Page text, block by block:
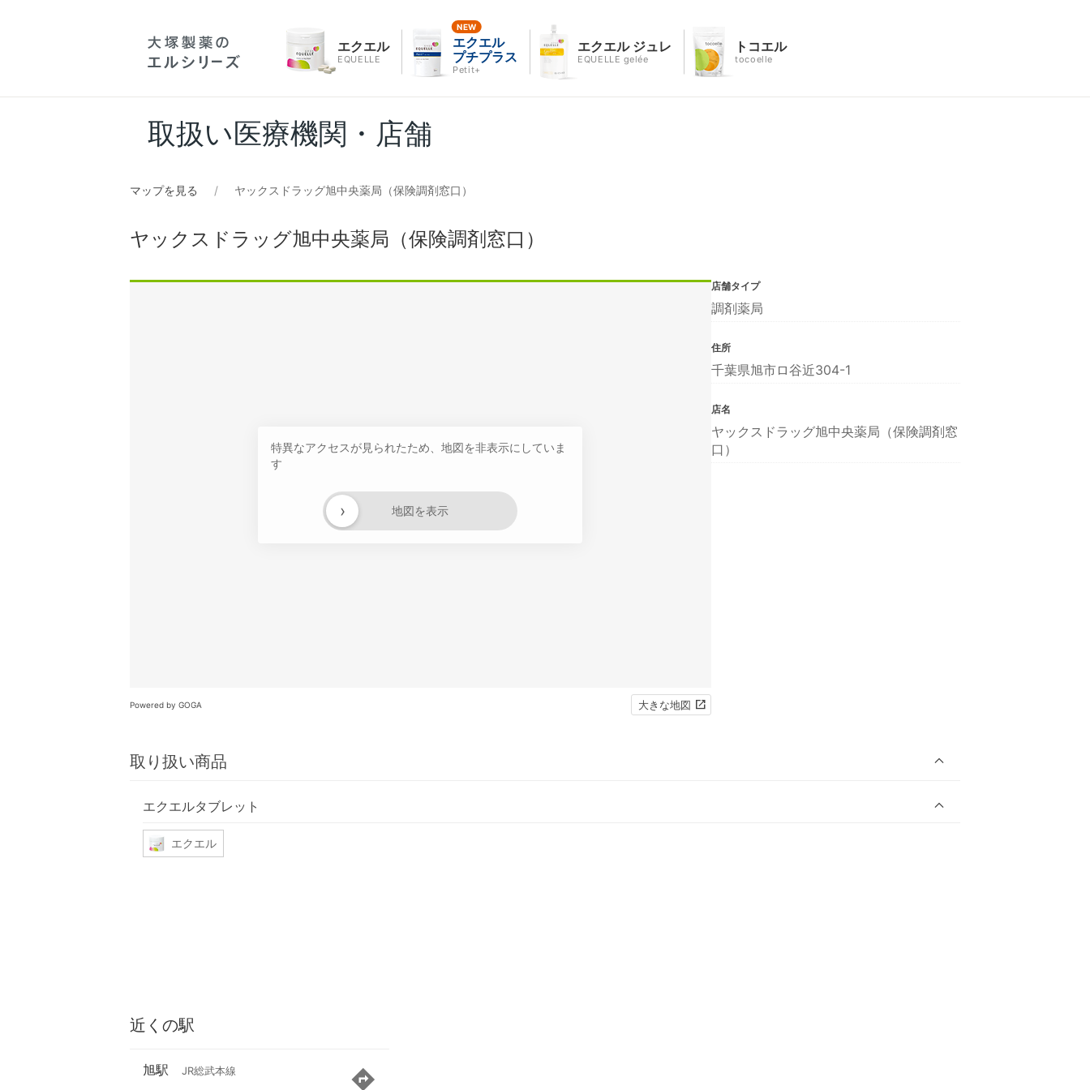
エクエル
EQUELLE
エクエル
プチプラス
Petit+
エクエル ジュレ
EQUELLE gelée
トコエル
tocoelle
取扱い医療機関・店舗
マップを見る ヤックスドラッグ旭中央薬局（保険調剤窓口）
ヤックスドラッグ旭中央薬局（保険調剤窓口）
特異なアクセスが見られたため、地図を非表示にしていま
す
地図を表示
›
Powered by GOGA 大きな地図
取り扱い商品
エクエルタブレット
エクエル
店舗タイプ
調剤薬局
住所
千葉県旭市ロ谷近304-1
店名
ヤックスドラッグ旭中央薬局（保険調剤窓
口）
近くの駅
旭駅 JR総武本線